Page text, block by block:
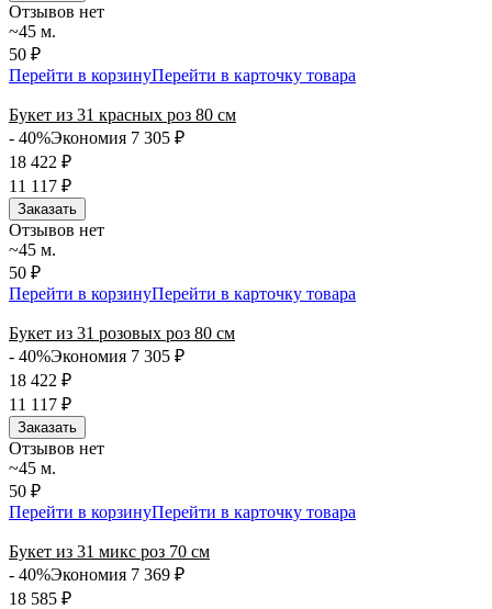
Отзывов нет
~45 м.
50 ₽
Перейти в корзинуПерейти в карточку товара
Букет из 31 красных роз 80 см
- 40%Экономия 7 305 ₽
18 422 ₽
11 117 ₽
Заказать
Отзывов нет
~45 м.
50 ₽
Перейти в корзинуПерейти в карточку товара
Букет из 31 розовых роз 80 см
- 40%Экономия 7 305 ₽
18 422 ₽
11 117 ₽
Заказать
Отзывов нет
~45 м.
50 ₽
Перейти в корзинуПерейти в карточку товара
Букет из 31 микс роз 70 см
- 40%Экономия 7 369 ₽
18 585 ₽